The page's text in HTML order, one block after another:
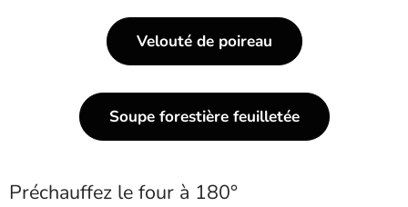
Velouté de poireau
Soupe forestière feuilletée
Préchauffez le four à 180°